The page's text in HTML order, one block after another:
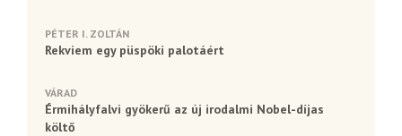
PÉTER I. ZOLTÁN
Rekviem egy püspöki palotáért
VÁRAD
Érmihályfalvi gyökerű az új irodalmi Nobel-díjas
költő